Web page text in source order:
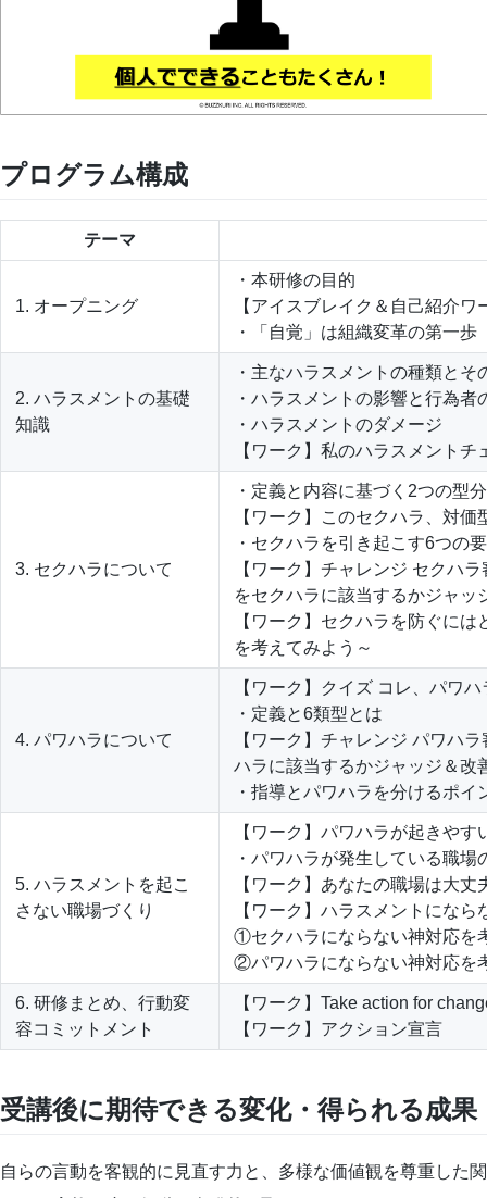
プログラム構成
テーマ
1. オープニング
・本研修の目的
【アイスブレイク＆自己紹介
・「自覚」は組織変革の第一歩
2. ハラスメントの基礎
知識
・主なハラスメントの種類とそ
・ハラスメントの影響と行為者
・ハラスメントのダメージ
【ワーク】私のハラスメント
3. セクハラについて
・定義と内容に基づく2つの型
【ワーク】このセクハラ、対
・セクハラを引き起こす6つの
【ワーク】チャレンジ セクハ
をセクハラに該当するかジャッ
【ワーク】セクハラを防ぐに
を考えてみよう～
4. パワハラについて
【ワーク】クイズ コレ、パワ
・定義と6類型とは
【ワーク】チャレンジ パワハ
ハラに該当するかジャッジ＆改
・指導とパワハラを分けるポイ
5. ハラスメントを起こ
さない職場づくり
【ワーク】パワハラが起きや
・パワハラが発生している職場
【ワーク】あなたの職場は大
【ワーク】ハラスメントになら
①セクハラにならない神対応を
②パワハラにならない神対応を
6. 研修まとめ、行動変
容コミットメント
【ワーク】Take action for
【ワーク】アクション宣言
受講後に期待できる変化・得られる成果
自らの言動を客観的に見直す力と、多様な価値観を尊重した